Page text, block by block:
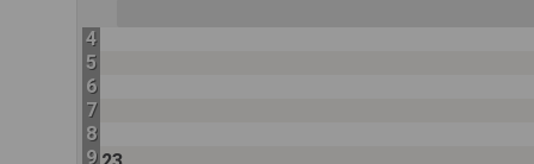
4
5
6
7
8
9